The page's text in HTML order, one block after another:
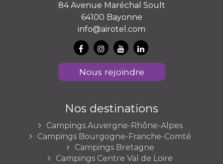
84 Avenue Maréchal Soult
64100 Bayonne
info@airotel.com
Nous rejoindre
Nos destinations
Campings Auvergne-Rhône-Alpes
Campings Bourgogne-Franche-Comté
Campings Bretagne
Campings Centre Val de Loire